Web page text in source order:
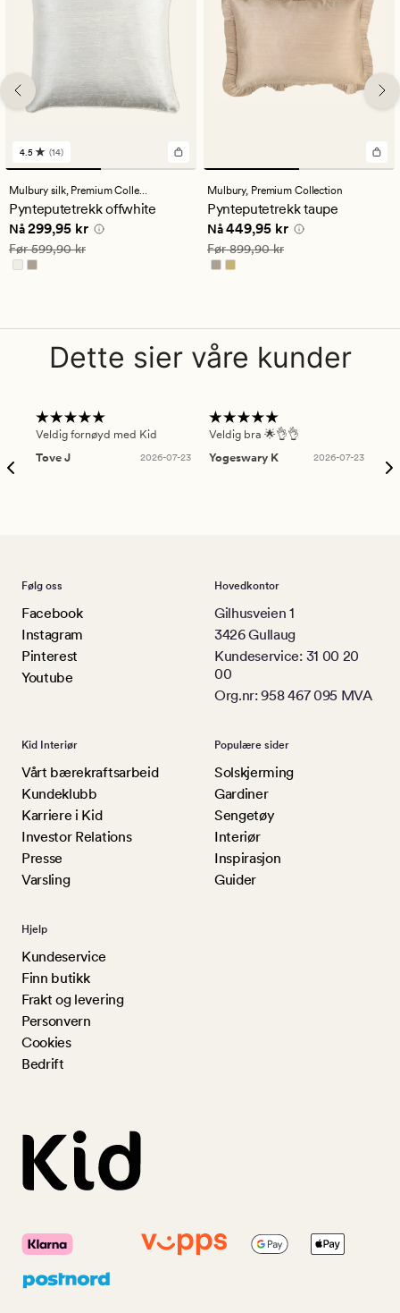
14
anmeldelser
med
en
gjennomsnittlig
vurdering
på
4.5
4.5 (14)
Mulbury silk, Premium Collection
Pynteputetrekk offwhite
Nåværende pris
Nå299,95 kr
Vanlig pris 599,90 kr
Før599,90 kr
Mulbury, Premium Collection
Pynteputetrekk taupe
Nåværende pris
Nå449,95 kr
Vanlig pris 899,90 kr
Før899,90 kr
Dette sier våre kunder
Veldig fornøyd med Kid
Tove J
2026-07-23
Veldig bra 🌟👌👌
Yogeswary K
2026-07-23
Følg oss
Facebook
Instagram
Pinterest
Youtube
Hovedkontor
Gilhusveien 1
3426 Gullaug
Kundeservice: 31 00 20
00
Org.nr: 958 467 095 MVA
Kid Interiør
Vårt bærekraftsarbeid
Kundeklubb
Karriere i Kid
Investor Relations
Presse
Varsling
Populære sider
Solskjerming
Gardiner
Sengetøy
Interiør
Inspirasjon
Guider
Hjelp
Kundeservice
Finn butikk
Frakt og levering
Personvern
Cookies
Bedrift